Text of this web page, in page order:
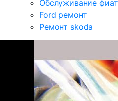
Обслуживание фиат
Ford ремонт
Ремонт skoda